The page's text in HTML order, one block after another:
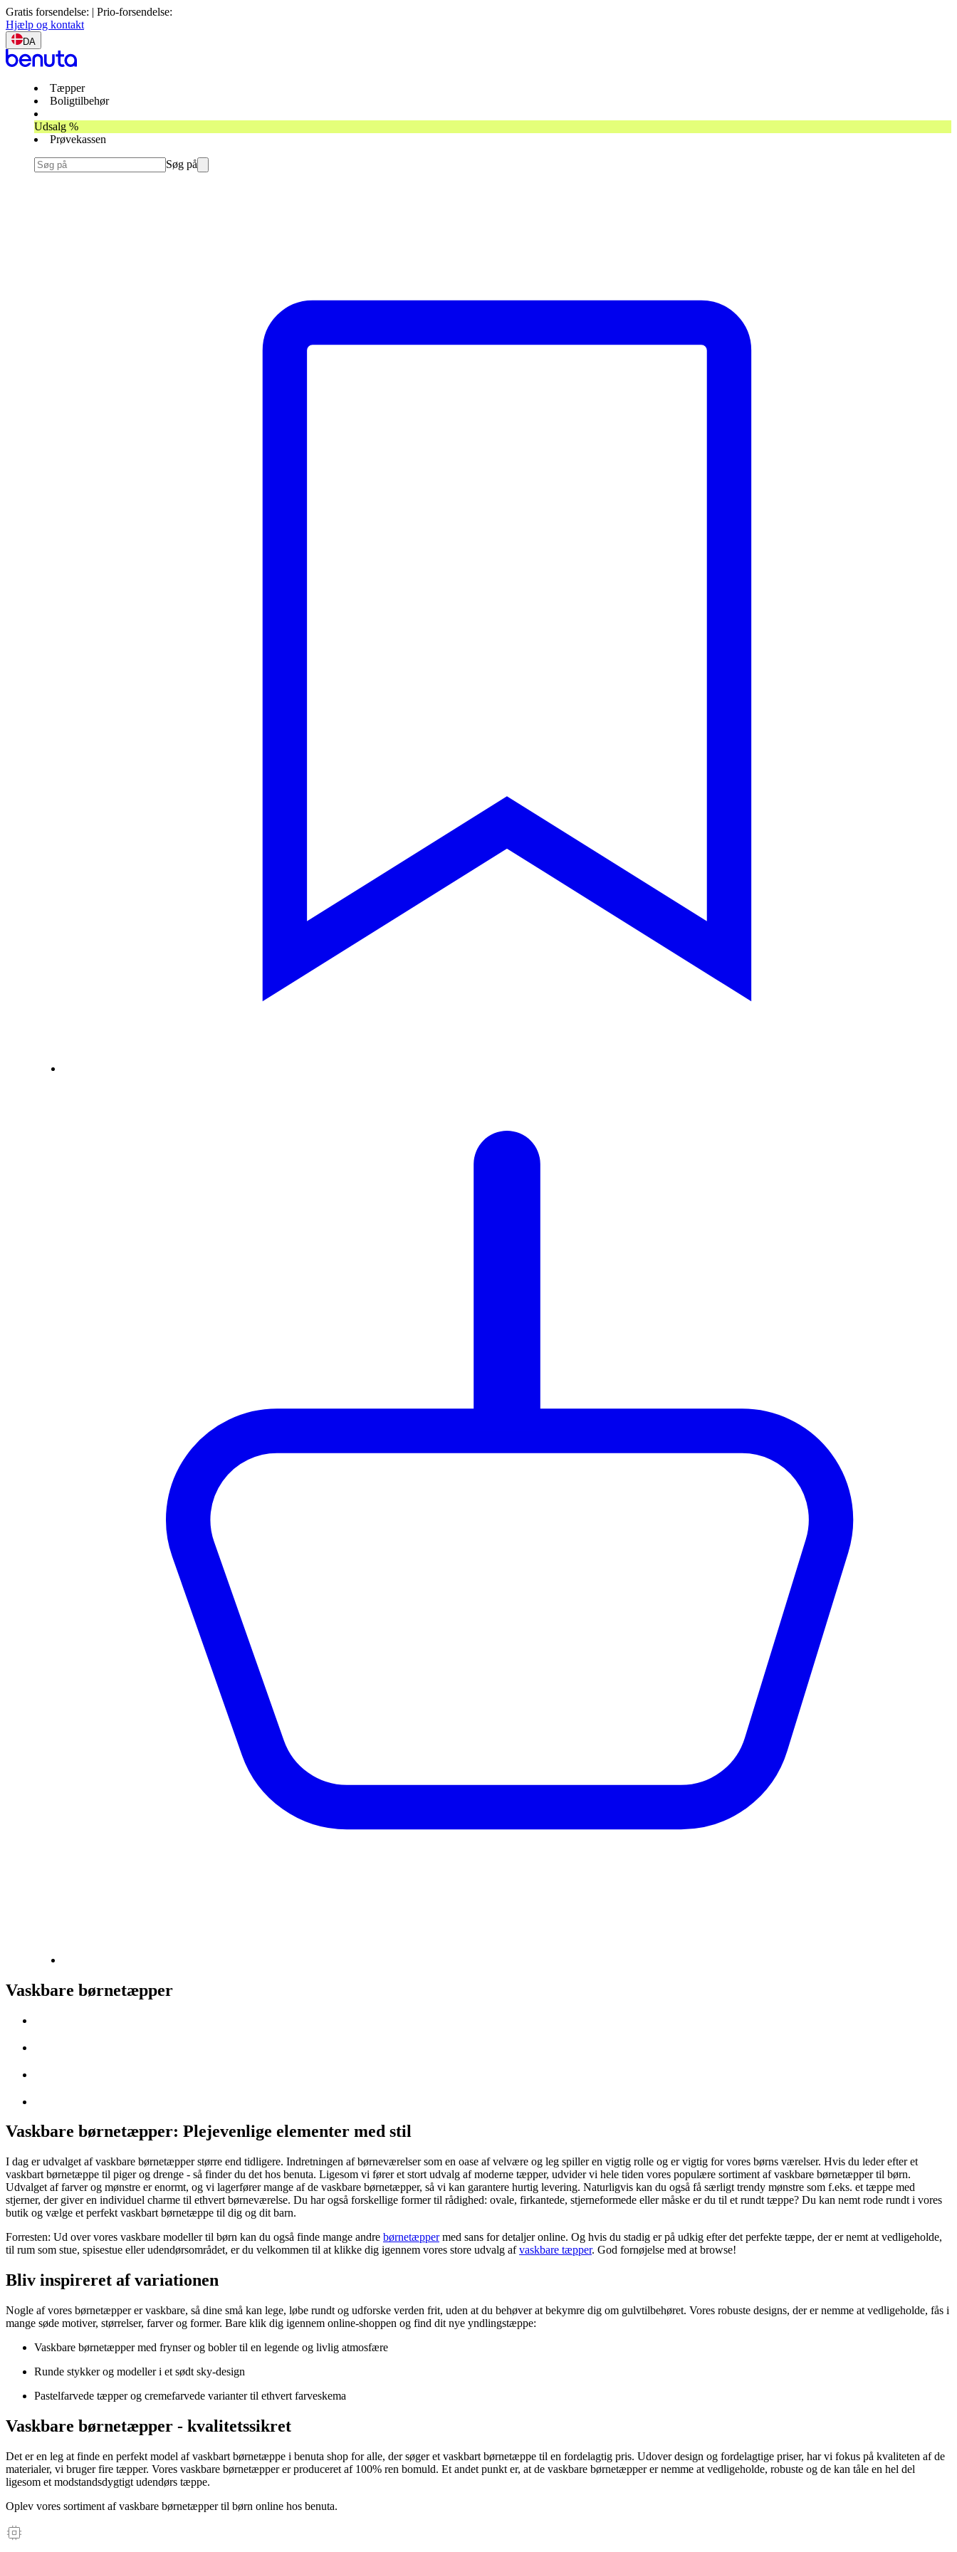
Gratis forsendelse: | Prio-forsendelse:
Hjælp og kontakt
DA
Tæpper
Boligtilbehør
Udsalg %
Prøvekassen
Søg på
Vaskbare børnetæpper
Vaskbare børnetæpper: Plejevenlige elementer med stil
I dag er udvalget af vaskbare børnetæpper større end tidligere. Indretningen af børneværelser som en oase af velvære og leg spiller en vigtig rolle og er vigtig for vores børns værelser. Hvis du leder efter et
vaskbart børnetæppe til piger og drenge - så finder du det hos benuta. Ligesom vi fører et stort udvalg af moderne tæpper, udvider vi hele tiden vores populære sortiment af vaskbare børnetæpper til børn.
Udvalget af farver og mønstre er enormt, og vi lagerfører mange af de vaskbare børnetæpper, så vi kan garantere hurtig levering. Naturligvis kan du også få særligt trendy mønstre som f.eks. et tæppe med
stjerner, der giver en individuel charme til ethvert børneværelse. Du har også forskellige former til rådighed: ovale, firkantede, stjerneformede eller måske er du til et rundt tæppe? Du kan nemt rode rundt i vores
butik og vælge et perfekt vaskbart børnetæppe til dig og dit barn.
Forresten: Ud over vores vaskbare modeller til børn kan du også finde mange andre børnetæppermed sans for detaljer online. Og hvis du stadig er på udkig efter det perfekte tæppe, der er nemt at vedligeholde,
til rum som stue, spisestue eller udendørsområdet, er du velkommen til at klikke dig igennem vores store udvalg afvaskbare tæpper. God fornøjelse med at browse!
Bliv inspireret af variationen
Nogle af vores børnetæpper er vaskbare, så dine små kan lege, løbe rundt og udforske verden frit, uden at du behøver at bekymre dig om gulvtilbehøret. Vores robuste designs, der er nemme at vedligeholde, fås i
mange søde motiver, størrelser, farver og former. Bare klik dig igennem online-shoppen og find dit nye yndlingstæppe:
Vaskbare børnetæpper med frynser og bobler til en legende og livlig atmosfære
Runde stykker og modeller i et sødt sky-design
Pastelfarvede tæpper og cremefarvede varianter til ethvert farveskema
Vaskbare børnetæpper - kvalitetssikret
Det er en leg at finde en perfekt model af vaskbart børnetæppe i benuta shop for alle, der søger et vaskbart børnetæppe til en fordelagtig pris. Udover design og fordelagtige priser, har vi fokus på kvaliteten af de
materialer, vi bruger fire tæpper. Vores vaskbare børnetæpper er produceret af 100% ren bomuld. Et andet punkt er, at de vaskbare børnetæpper er nemme at vedligeholde, robuste og de kan tåle en hel del
ligesom et modstandsdygtigt udendørs tæppe.
Oplev vores sortiment af vaskbare børnetæpper til børn online hos benuta.